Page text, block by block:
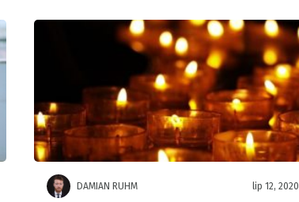
DAMIAN RUHM lip 12, 2020